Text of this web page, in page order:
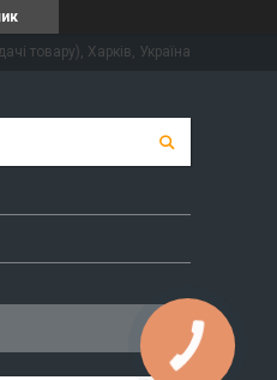
товару), Харків, Україна